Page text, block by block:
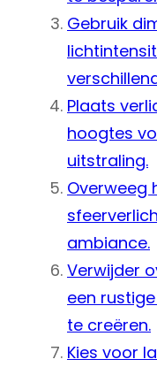
Gebruik
Plaats
hoogtes
uitstraling.
Overweeg
ambiance.
Verwijder
een
te creëren.
Kies voor